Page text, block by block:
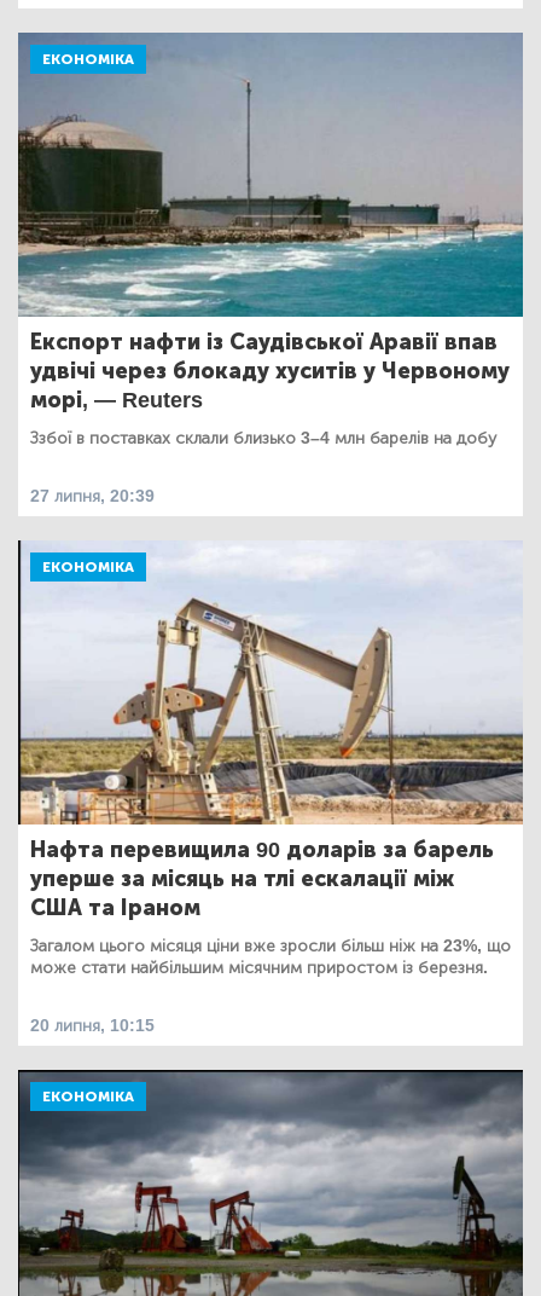
ЕКОНОМІКА
Експорт нафти із Саудівської Аравії впав
удвічі через блокаду хуситів у Червоному
морі, — Reuters
Ззбої в поставках склали близько 3–4 млн барелів на добу
27 липня, 20:39
ЕКОНОМІКА
Нафта перевищила 90 доларів за барель
уперше за місяць на тлі ескалації між
США та Іраном
Загалом цього місяця ціни вже зросли більш ніж на 23%, що
може стати найбільшим місячним приростом із березня.
20 липня, 10:15
ЕКОНОМІКА